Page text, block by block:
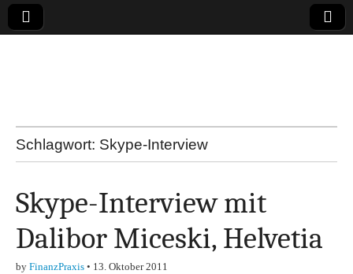
den Themen
Finanzen,
Marketing-, Vertrieb-
& Investment-Tipps
Schlagwort: Skype-Interview
Skype-Interview mit
Dalibor Miceski, Helvetia
by FinanzPraxis • 13. Oktober 2011